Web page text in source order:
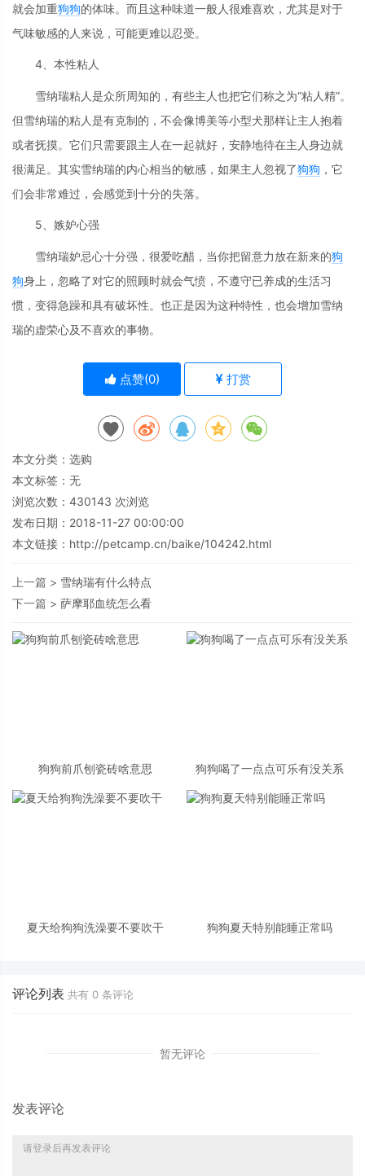
就会加重狗狗的体味。而且这种味道一般人很难喜欢，尤其是对于
气味敏感的人来说，可能更难以忍受。
4、本性粘人
雪纳瑞粘人是众所周知的，有些主人也把它们称之为“粘人精”。
但雪纳瑞的粘人是有克制的，不会像博美等小型犬那样让主人抱着
或者抚摸。它们只需要跟主人在一起就好，安静地待在主人身边就
很满足。其实雪纳瑞的内心相当的敏感，如果主人忽视了狗狗 ，它
们会非常难过，会感觉到十分的失落。
5、嫉妒心强
雪纳瑞妒忌心十分强，很爱吃醋，当你把留意力放在新来的狗
狗身上，忽略了对它的照顾时就会气愤，不遵守已养成的生活习
惯，变得急躁和具有破坏性。也正是因为这种特性，也会增加雪纳
瑞的虚荣心及不喜欢的事物。
点赞(0) 打赏
本文分类： 选购
本文标签：无
浏览次数： 430143 次浏览
发布日期：2018-11-27 00:00:00
本文链接： http://petcamp.cn/baike/104242.html
上一篇 > 雪纳瑞有什么特点
下一篇 > 萨摩耶血统怎么看
狗狗前爪刨瓷砖啥意思 狗狗喝了一点点可乐有没关系
夏天给狗狗洗澡要不要吹干 狗狗夏天特别能睡正常吗
评论列表 共有 0 条评论
暂无评论
发表评论